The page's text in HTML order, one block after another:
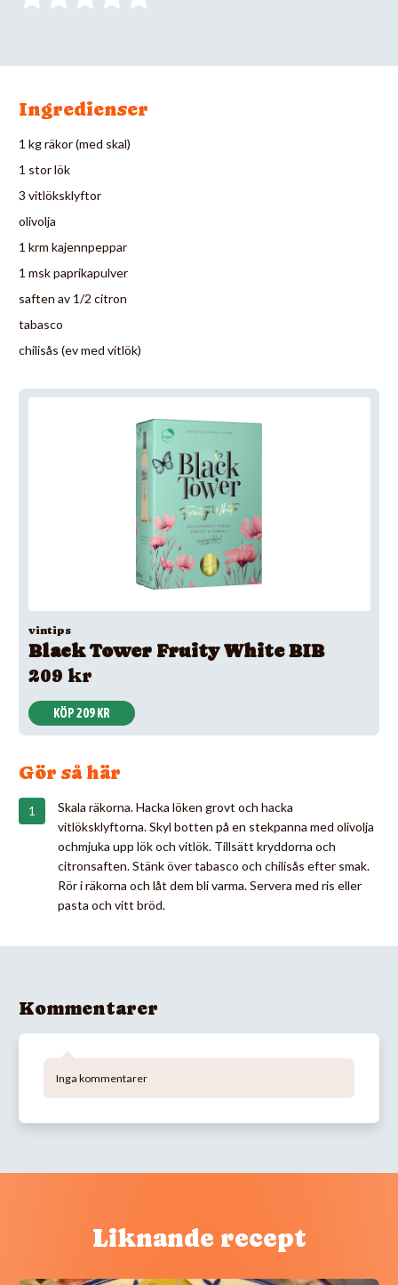
Ingredienser
1 kg räkor (med skal)
1 stor lök
3 vitlöksklyftor
olivolja
1 krm kajennpeppar
1 msk paprikapulver
saften av 1/2 citron
tabasco
chilisås (ev med vitlök)
vintips
Black Tower Fruity White BIB
209 kr
KÖP 209 KR
Gör så här
Skala räkorna. Hacka löken grovt och hacka
vitlöksklyftorna. Skyl botten på en stekpanna med olivolja
ochmjuka upp lök och vitlök. Tillsätt kryddorna och
citronsaften. Stänk över tabasco och chilisås efter smak.
Rör i räkorna och låt dem bli varma. Servera med ris eller
pasta och vitt bröd.
Kommentarer
Inga kommentarer
Liknande recept